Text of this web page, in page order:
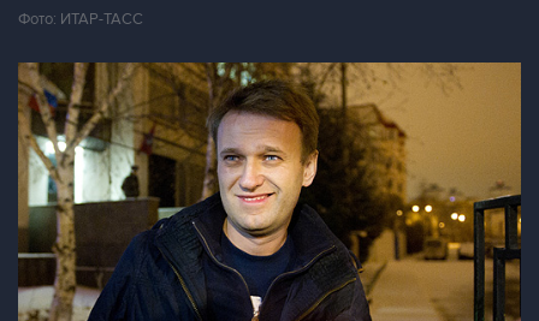
Фото: ИТАР-ТАСС